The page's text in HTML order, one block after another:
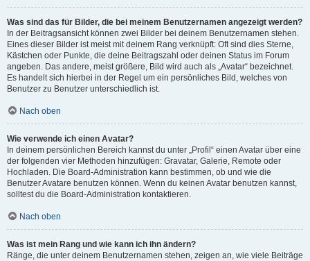
Was sind das für Bilder, die bei meinem Benutzernamen angezeigt werden?
In der Beitragsansicht können zwei Bilder bei deinem Benutzernamen stehen.
Eines dieser Bilder ist meist mit deinem Rang verknüpft: Oft sind dies Sterne,
Kästchen oder Punkte, die deine Beitragszahl oder deinen Status im Forum
angeben. Das andere, meist größere, Bild wird auch als „Avatar“ bezeichnet.
Es handelt sich hierbei in der Regel um ein persönliches Bild, welches von
Benutzer zu Benutzer unterschiedlich ist.
Nach oben
Wie verwende ich einen Avatar?
In deinem persönlichen Bereich kannst du unter „Profil“ einen Avatar über eine
der folgenden vier Methoden hinzufügen: Gravatar, Galerie, Remote oder
Hochladen. Die Board-Administration kann bestimmen, ob und wie die
Benutzer Avatare benutzen können. Wenn du keinen Avatar benutzen kannst,
solltest du die Board-Administration kontaktieren.
Nach oben
Was ist mein Rang und wie kann ich ihn ändern?
Ränge, die unter deinem Benutzernamen stehen, zeigen an, wie viele Beiträge